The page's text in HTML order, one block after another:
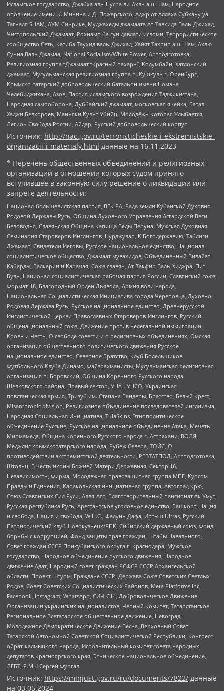
Исламское государство, Джабха аль-Нусра ли-Ахль аш-Шам, Народное
ополчение имени К. Минина и Д. Пожарского, Аджр от Аллаха Субхану уа
Тагьаля SHAM, АУМ Синрике, Муджахеды джамаата Ат-Тавхида Валь-Джихад,
Чистопольский Джамаат, Рохнамо ба суи давлати исломи, Террористическое
сообщество Сеть, Катиба Таухид валь-Джихад, Хайят Тахрир аш-Шам, Ахлю
Сунна Валь Джамаа, National Socialism/White Power, Артподготовка,
Религиозная группа “Джамаат “Красный пахарь”, Колумбайн, Хатлонский
джамаат, Мусульманская религиозная группа п. Кушкуль г. Оренбург,
Крымско-татарский добровольческий батальон имени Номана
Челебиджихана, Азов, Партия исламского возрождения Таджикистана,
Народная самооборона, Дуббайский джамаат, московская ячейка, Батал-
Хаджи Белхороев, Маньяки Культ Убийц, Молодёжь Которая Улыбается,
Легион Свобода России, Айдар, Русский добровольческий корпус
Источник: http://nac.gov.ru/terroristicheskie-i-ekstremistskie-
organizacii-i-materialy.html данные на 16.11.2023
* Перечень общественных объединений и религиозных
организаций в отношении которых судом принято
вступившее в законную силу решение о ликвидации или
запрете деятельности:
Национал-большевистская партия, ВЕК РА, Рада земли Кубанской Духовно
Родовой Державы Русь, Община Духовного Управления Асгардской Веси
Беловодья, Славянская Община Капища Веды Перуна, Мужская Духовная
Семинария Староверов-Инглингов, Нурджулар, К Богодержавию, Таблиги
Джамаат, Свидетели Иеговы, Русское национальное единство, Национал-
социалистическое общество, Джамаат мувахидов, Объединенный Вилайат
Кабарды, Балкарии и Карачая, Союз славян, Ат-Такфир Валь-Хиджра, Пит
Буль, Национал-социалистическая рабочая партия России, Славянский союз,
Формат-18, Благородный Орден Дьявола, Армия воли народа,
Национальная Социалистическая Инициатива города Череповца, Духовно-
Родовая Держава Русь, Русское национальное единство, Древнерусской
Инглистической церкви Православных Староверов-Инглингов, Русский
общенациональный союз, Движение против нелегальной иммиграции,
Кровь и Честь, О свободе совести и о религиозных объединениях, Омская
организация общественного политического движения Русское
национальное единство, Северное Братство, Клуб Болельщиков
Футбольного Клуба Динамо, Файзрахманисты, Мусульманская религиозная
организация п. Боровский, Община Коренного Русского народа
Щелковского района, Правый сектор, УНА - УНСО, Украинская
повстанческая армия, Тризуб им. Степана Бандеры, Братство, Белый Крест,
Misanthropic division, Религиозное объединение последователей инглиизма,
Народная Социальная Инициатива, TulaSkins, Этнополитическое
объединение Русские, Русское национальное объединение Атака, Мечеть
Мирмамеда, Община Коренного Русского народа г. Астрахани, ВОЛЯ,
Меджлис крымскотатарского народа, Рубеж Севера, ТОЙС, О
противодействии экстремистской деятельности, РЕВТАТПОД, Артподготовка,
Штольц, В честь иконы Божией Матери Державная, Сектор 16,
Независимость, Фирма, Молодежная правозащитная группа МПГ, Курсом
Правды и Единения, Каракольская инициативная группа, Автоград Крю,
Союз Славянских Сил Руси, Алля-Аят, Благотворительный пансионат Ак Умут,
Русская республика Русь, Арестантское уголовное единство, Башкорт, Нация
и свобода, Нация и свобода, W.H.С., Фалунь Дафа, Иртыш Ultras, Русский
Патриотический клуб-Новокузнецк/РПК, Сибирский державный союз, Фонд
борьбы с коррупцией, Фонд защиты прав граждан, Штабы Навального,
Совет граждан СССР Прикубанского округа г. Краснодара, Мужское
государство, Народное объединение русского движения, Народное
движение Адат, Народный совет граждан РСФСР СССР Архангельской
области, Проект Штурм, Граждане СССР, Держава Союз Советских Светлых
Родов, Совет Советских Социалистических Районов, Meta Platforms Inc,
Facebook, Instagram, WhatsApp, СИЧ-С14, Добровольческое Движение
Организации украинских националистов, Черный Комитет, Татарстанское
Региональное Всетатарское общественное движение, Невоград,
Молодежное Демократическое Движение Весна, Верховный Совет
Татарской Автономной Советской Социалистической Республики, Конгресс
ойрат-калмыцкого народа, Исполнительный комитет совета народных
депутатов Красноярского края, Этническое национальное объединение,
ЛГБТ, Я.МЫ Сергей Фургал
Источник: https://minjust.gov.ru/ru/documents/7822/ данные
на 03.05.2024